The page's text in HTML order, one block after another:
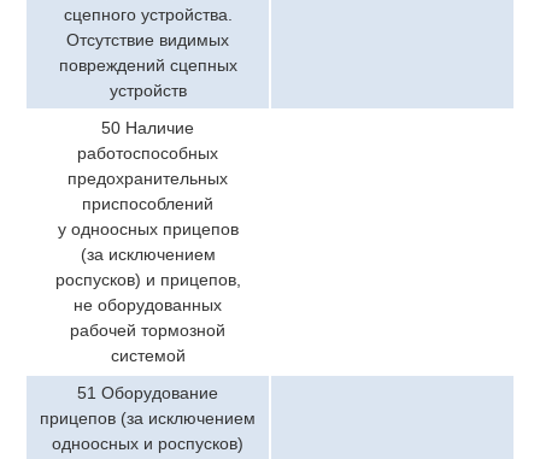
сцепного устройства.
Отсутствие видимых
повреждений сцепных
устройств
50 Наличие
работоспособных
предохранительных
приспособлений
у одноосных прицепов
(за исключением
роспусков) и прицепов,
не оборудованных
рабочей тормозной
системой
51 Оборудование
прицепов (за исключением
одноосных и роспусков)